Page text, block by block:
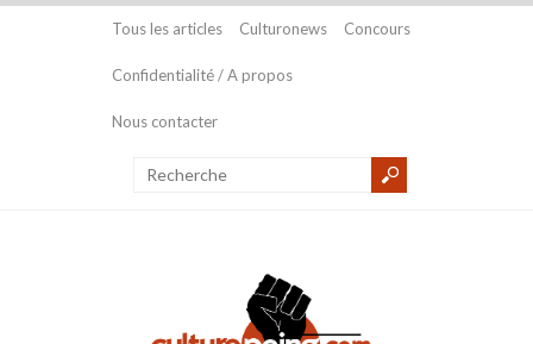
Tous les articles Culturonews Concours
Confidentialité / A propos
Nous contacter